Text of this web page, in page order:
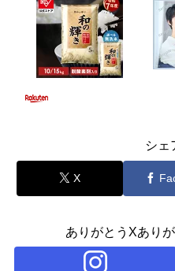
シェ
X
ありがとうXあり